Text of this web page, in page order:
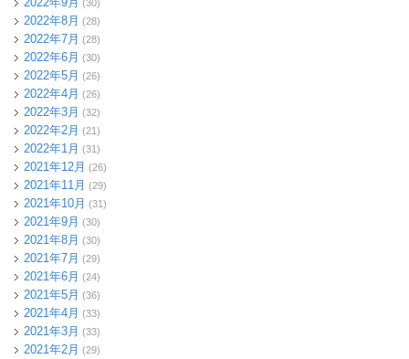
(30)
2022年8月 (28)
2022年7月 (28)
2022年6月 (30)
2022年5月 (26)
2022年4月 (26)
2022年3月 (32)
2022年2月 (21)
2022年1月 (31)
2021年12月 (26)
2021年11月 (29)
2021年10月 (31)
2021年9月 (30)
2021年8月 (30)
2021年7月 (29)
2021年6月 (24)
2021年5月 (36)
2021年4月 (33)
2021年3月 (33)
2021年2月 (29)